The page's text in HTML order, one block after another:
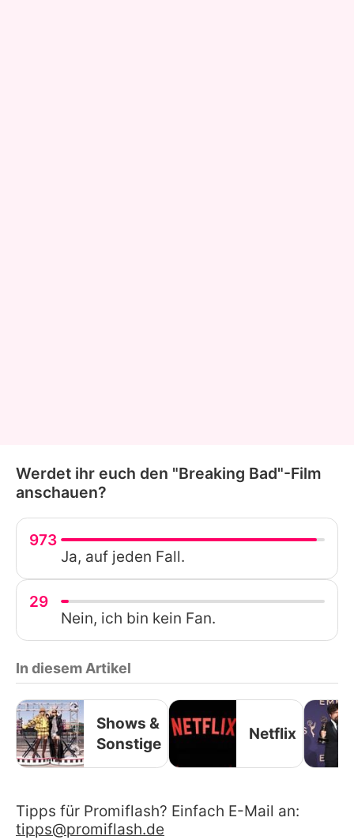
Werdet ihr euch den "Breaking Bad"-Film
anschauen?
973
Ja, auf jeden Fall.
29
Nein, ich bin kein Fan.
In diesem Artikel
Shows &
Sonstige
Netflix
Tipps für Promiflash? Einfach E-Mail an:
tipps@promiflash.de